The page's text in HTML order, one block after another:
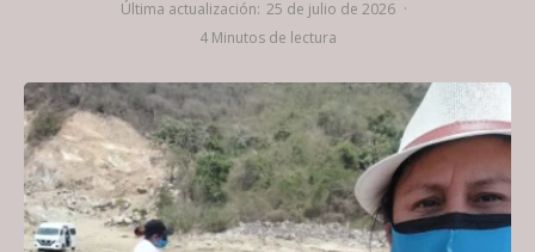
Última actualización: 25 de julio de 2026 ·
4 Minutos de lectura